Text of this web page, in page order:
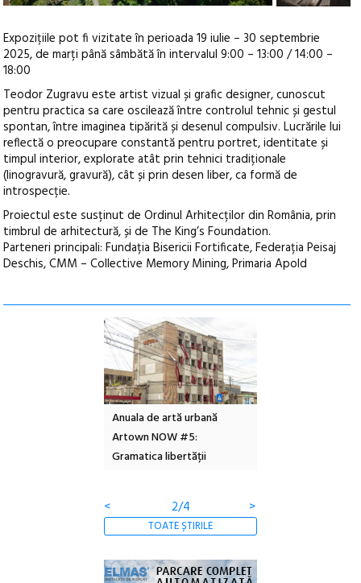
Expozițiile pot fi vizitate în perioada 19 iulie – 30 septembrie
2025, de marți până sâmbătă în intervalul 9:00 – 13:00 / 14:00 –
18:00
Teodor Zugravu este artist vizual și grafic designer, cunoscut
pentru practica sa care oscilează între controlul tehnic și gestul
spontan, între imaginea tipărită și desenul compulsiv. Lucrările lui
reflectă o preocupare constantă pentru portret, identitate și
timpul interior, explorate atât prin tehnici tradiționale
(linogravură, gravură), cât și prin desen liber, ca formă de
introspecție.
Proiectul este susținut de Ordinul Arhitecților din România, prin
timbrul de arhitectură, și de The King’s Foundation.
Parteneri principali: Fundația Bisericii Fortificate, Federația Peisaj
Deschis, CMM – Collective Memory Mining, Primaria Apold
Anuala de artă urbană
Artown NOW #5:
Gramatica libertății
< 2/4 >
TOATE ȘTIRILE